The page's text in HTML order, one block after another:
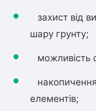
захист від
шару грунту;
можливість
елементів;